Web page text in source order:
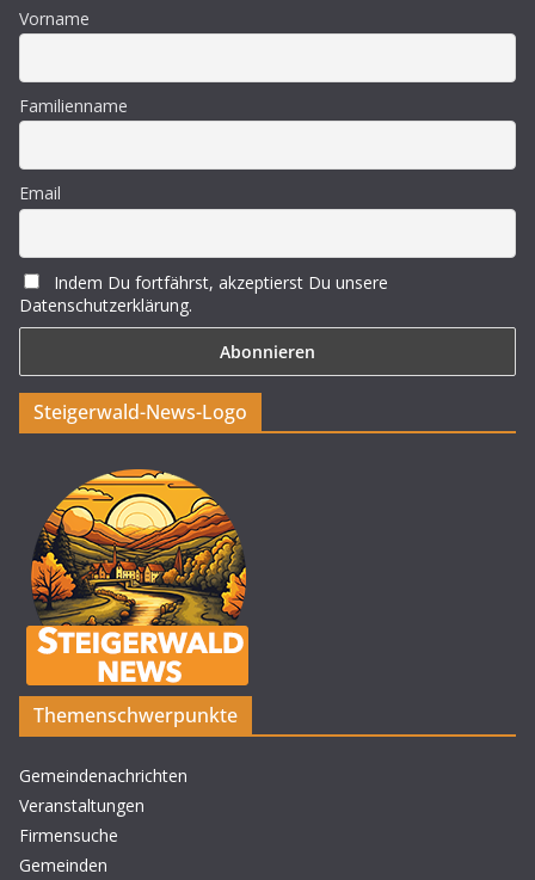
Vorname
Familienname
Email
Indem Du fortfährst, akzeptierst Du unsere
Datenschutzerklärung.
Steigerwald-News-Logo
Themenschwerpunkte
Gemeindenachrichten
Veranstaltungen
Firmensuche
Gemeinden